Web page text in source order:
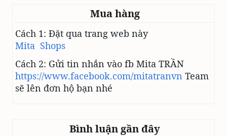
Mua hàng
Cách 1: Đặt qua trang web này
Mita Shops
Cách 2: Gửi tin nhắn vào fb Mita TRẦN
https://www.facebook.com/mitatranvn Team
sẽ lên đơn hộ bạn nhé
Bình luận gần đây